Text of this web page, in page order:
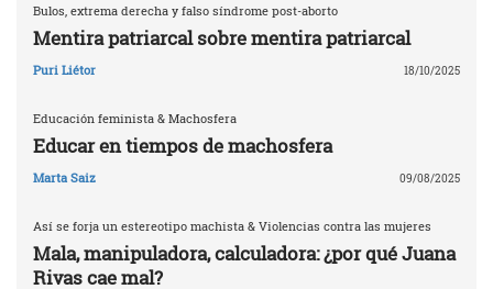
Bulos, extrema derecha y falso síndrome post-aborto
Mentira patriarcal sobre mentira patriarcal
Puri Liétor 18/10/2025
Educación feminista & Machosfera
Educar en tiempos de machosfera
Marta Saiz 09/08/2025
Así se forja un estereotipo machista & Violencias contra las mujeres
Mala, manipuladora, calculadora: ¿por qué Juana
Rivas cae mal?